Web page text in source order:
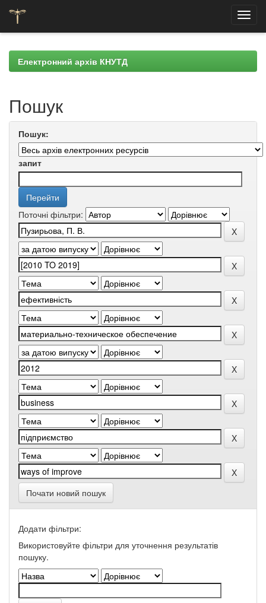
navigationЕлектронний архів КНУТД
Пошук
Пошук:
запит
Поточні фільтри:
Почати новий пошук
Додати фільтри:
Використовуйте фільтри для уточнення результатів
пошуку.